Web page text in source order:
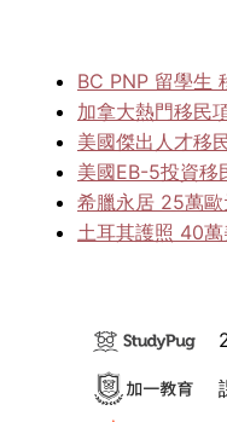
BC PNP 留學生
加拿大熱門移民
美國傑出人才移
美國EB-5投資移
希臘永居 25萬
土耳其護照 40